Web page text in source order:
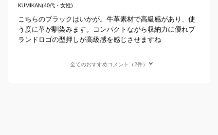
KUMIKAN(40代・女性)
こちらのブラックはいかが。牛革素材で高級感があり、使
う度に革が馴染みます。コンパクトながら収納力に優れブ
ランドロゴの型押しが高級感を感じさせますね
全てのおすすめコメント（2件）